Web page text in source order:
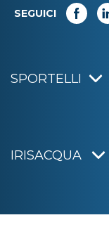
SEGUICI
SPORTELLI
IRISACQUA